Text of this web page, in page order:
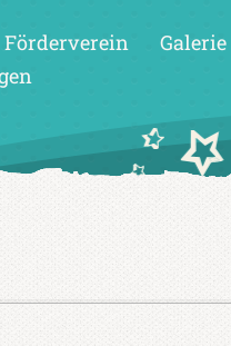
Förderverein Galerie